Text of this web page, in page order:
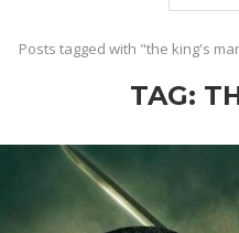
Posts tagged with "the king's
TAG: